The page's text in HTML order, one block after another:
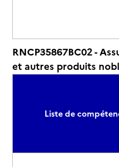
RNCP35867BC02 -
et autres produits
Liste de